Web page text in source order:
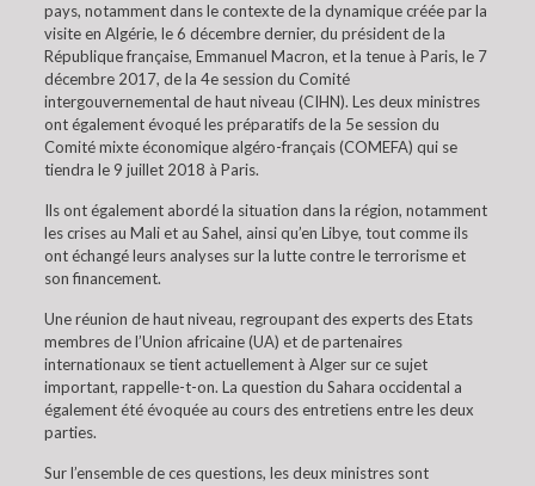
pays, notamment dans le contexte de la dynamique créée par la
visite en Algérie, le 6 décembre dernier, du président de la
République française, Emmanuel Macron, et la tenue à Paris, le 7
décembre 2017, de la 4e session du Comité
intergouvernemental de haut niveau (CIHN). Les deux ministres
ont également évoqué les préparatifs de la 5e session du
Comité mixte économique algéro-français (COMEFA) qui se
tiendra le 9 juillet 2018 à Paris.
Ils ont également abordé la situation dans la région, notamment
les crises au Mali et au Sahel, ainsi qu’en Libye, tout comme ils
ont échangé leurs analyses sur la lutte contre le terrorisme et
son financement.
Une réunion de haut niveau, regroupant des experts des Etats
membres de l’Union africaine (UA) et de partenaires
internationaux se tient actuellement à Alger sur ce sujet
important, rappelle-t-on. La question du Sahara occidental a
également été évoquée au cours des entretiens entre les deux
parties.
Sur l’ensemble de ces questions, les deux ministres sont